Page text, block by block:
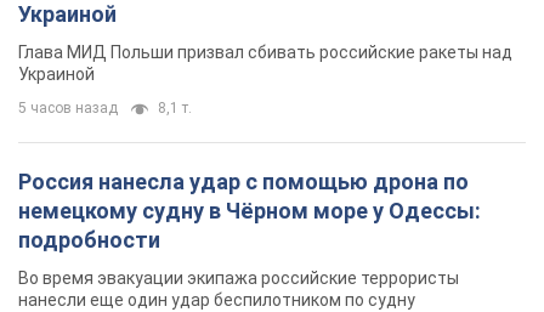
Украиной
Глава МИД Польши призвал сбивать российские ракеты над
Украиной
5 часов назад 8,1 т.
Россия нанесла удар с помощью дрона по
немецкому судну в Чёрном море у Одессы:
подробности
Во время эвакуации экипажа российские террористы
нанесли еще один удар беспилотником по судну